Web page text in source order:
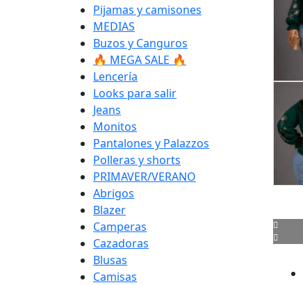
Pijamas y camisones
MEDIAS
Buzos y Canguros
🔥 MEGA SALE 🔥
Lencería
Looks para salir
Jeans
Monitos
Pantalones y Palazzos
Polleras y shorts
PRIMAVER/VERANO
Abrigos
Blazer
Camperas
Cazadoras
Blusas
Camisas